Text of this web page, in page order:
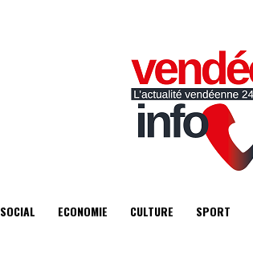
SOCIAL ECONOMIE CULTURE SPORT